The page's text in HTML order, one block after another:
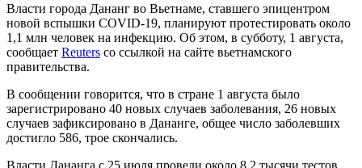
Власти города Дананг во Вьетнаме, ставшего эпицентром
новой вспышки COVID-19, планируют протестировать около
1,1 млн человек на инфекцию. Об этом, в субботу, 1 августа,
сообщает Reuters со ссылкой на сайте вьетнамского
правительства.
В сообщении говорится, что в стране 1 августа было
зарегистрировано 40 новых случаев заболевания, 26 новых
случаев зафиксировано в Дананге, общее число заболевших
достигло 586, трое скончались.
Власти Дананга с 25 июля провели около 8,2 тысячи тестов,